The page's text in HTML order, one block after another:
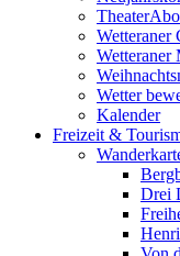
TheaterAbo
Wetteraner
Wetteraner
Wetter
Kalender
Freizeit &
Drei